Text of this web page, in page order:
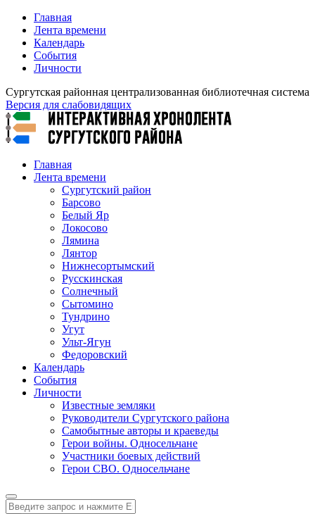
Главная
Лента времени
Календарь
События
Личности
Сургутская районная централизованная библиотечная система
Версия для слабовидящих
Главная
Лента времени
Сургутский район
Барсово
Белый Яр
Локосово
Лямина
Лянтор
Нижнесортымский
Русскинская
Солнечный
Сытомино
Тундрино
Угут
Ульт-Ягун
Федоровский
Календарь
События
Личности
Известные земляки
Руководители Сургутского района
Самобытные авторы и краеведы
Герои войны. Односельчане
Участники боевых действий
Герои СВО. Односельчане